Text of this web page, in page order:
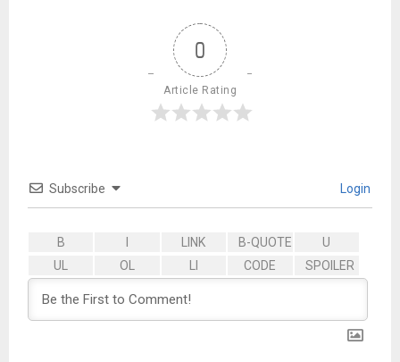
0
Article Rating
Subscribe Login